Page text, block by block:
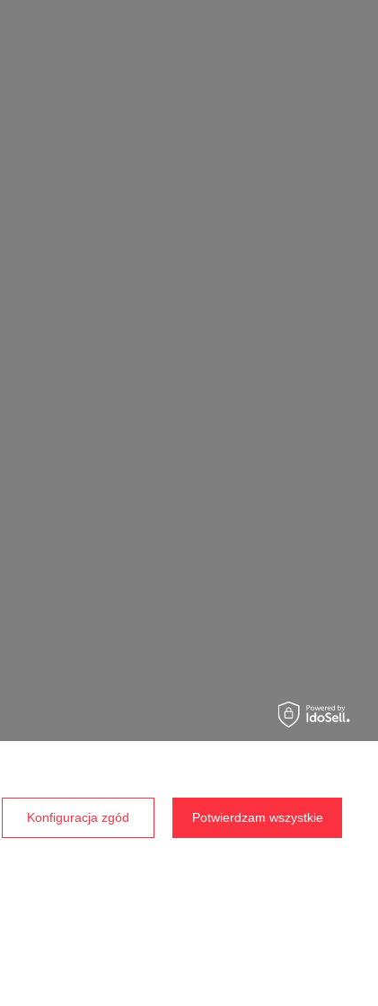
4.8
1792 opinii
Konfiguracja zgód Potwierdzam wszystkie